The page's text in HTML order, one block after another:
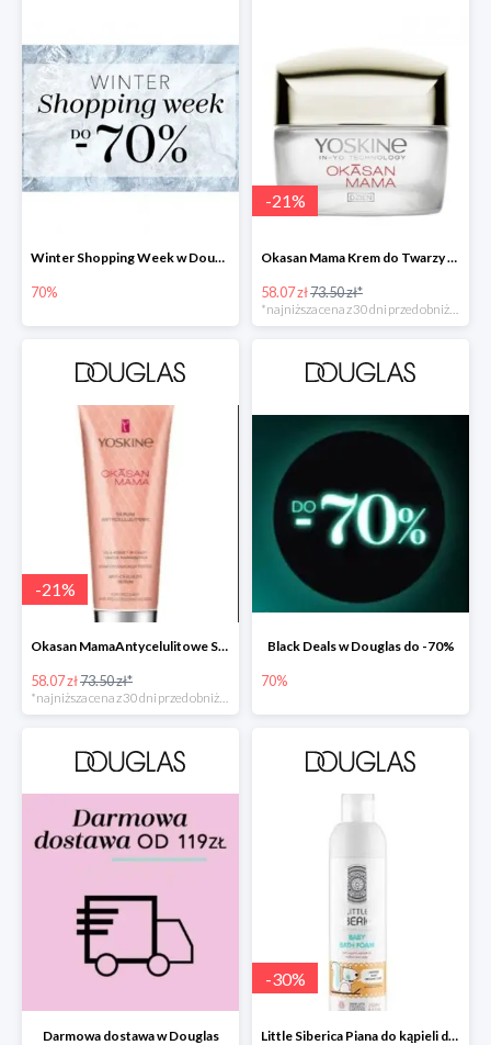
Winter Shopping Week w Douglas do -70%
70%
-21%
Okasan Mama Krem do Twarzy Przeciw Przebarwieniom SPF30 -20%
58.07 zł73.50 zł*
-21%
Okasan MamaAntycelulitowe Serum Nawilżające -20%
58.07 zł73.50 zł*
*najniższa cena z 30 dni przed obniżką
Black Deals w Douglas do -70%
70%
Darmowa dostawa w Douglas
-30%
Little Siberica Piana do kąpieli dla dzieci -30%